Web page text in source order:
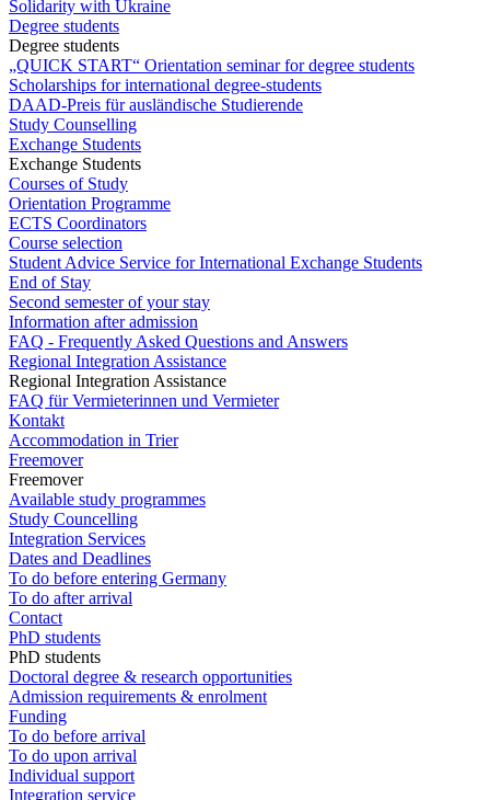
Solidarity with Ukraine
Degree students
Degree students
„QUICK START“ Orientation seminar for degree students
Scholarships for international degree-students
DAAD-Preis für ausländische Studierende
Study Counselling
Exchange Students
Exchange Students
Courses of Study
Orientation Programme
ECTS Coordinators
Course selection
Student Advice Service for International Exchange Students
End of Stay
Second semester of your stay
Information after admission
FAQ - Frequently Asked Questions and Answers
Regional Integration Assistance
Regional Integration Assistance
FAQ für Vermieterinnen und Vermieter
Kontakt
Accommodation in Trier
Freemover
Freemover
Available study programmes
Study Councelling
Integration Services
Dates and Deadlines
To do before entering Germany
To do after arrival
Contact
PhD students
PhD students
Doctoral degree & research opportunities
Admission requirements & enrolment
Funding
To do before arrival
To do upon arrival
Individual support
Integration service